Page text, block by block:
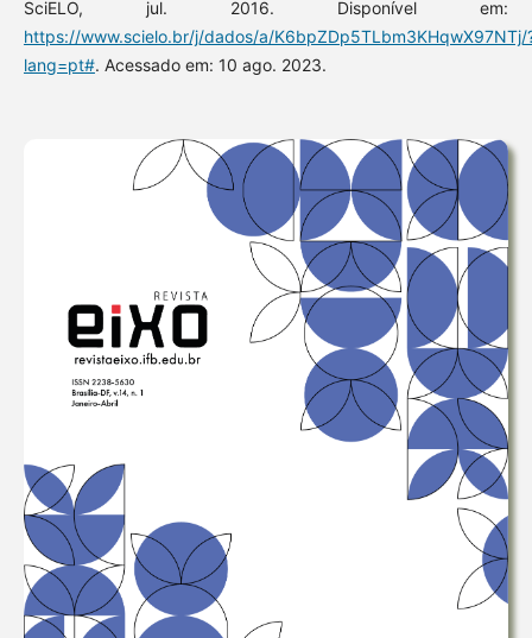
SciELO, jul. 2016. Disponível em:
https://www.scielo.br/j/dados/a/K6bpZDp5TLbm3KHqwX97NTj/
lang=pt#. Acessado em: 10 ago. 2023.